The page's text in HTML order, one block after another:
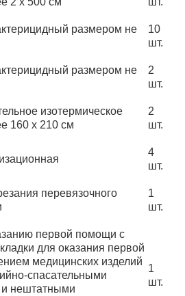
размером не
10
шт.
размером не
2
шт.
изотермическое
160 х 210 см
2
шт.
4
шт.
перевязочного
1
шт.
первой помощи с
для оказания первой
медицинских изделий
спасательными
нештатными
1
шт.